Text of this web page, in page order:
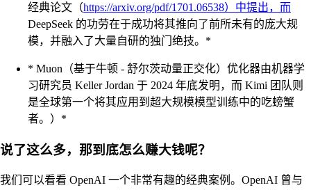
经典论文（https://arxiv.org/pdf/1701.06538）中提出，而
DeepSeek 的功劳在于成功将其推向了前所未有的庞大规
模，并融入了大量自研的独门绝技。*
* Muon（基于牛顿 - 舒尔茨动量正交化）优化器由机器学
习研究员 Keller Jordan 于 2024 年底发明，而 Kimi 团队则
是全球第一个将其应用到超大规模模型训练中的吃螃蟹
者。）*
说了这么多，那到底怎么赚大钱呢？
我们可以看看 OpenAI 一个非常有趣的经典案例。OpenAI 曾与